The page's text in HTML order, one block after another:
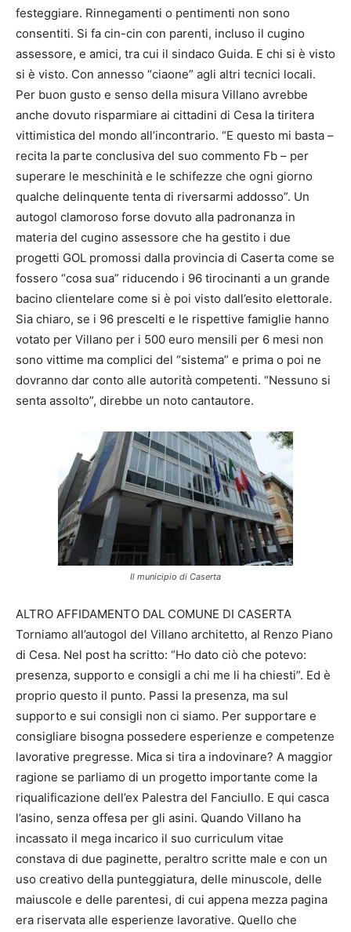
festeggiare. Rinnegamenti o pentimenti non sono
consentiti. Si fa cin-cin con parenti, incluso il cugino
assessore, e amici, tra cui il sindaco Guida. E chi si è visto
si è visto. Con annesso “ciaone” agli altri tecnici locali.
Per buon gusto e senso della misura Villano avrebbe
anche dovuto risparmiare ai cittadini di Cesa la tiritera
vittimistica del mondo all’incontrario. “E questo mi basta –
recita la parte conclusiva del suo commento Fb – per
superare le meschinità e le schifezze che ogni giorno
qualche delinquente tenta di riversarmi addosso”. Un
autogol clamoroso forse dovuto alla padronanza in
materia del cugino assessore che ha gestito i due
progetti GOL promossi dalla provincia di Caserta come se
fossero “cosa sua” riducendo i 96 tirocinanti a un grande
bacino clientelare come si è poi visto dall’esito elettorale.
Sia chiaro, se i 96 prescelti e le rispettive famiglie hanno
votato per Villano per i 500 euro mensili per 6 mesi non
sono vittime ma complici del “sistema” e prima o poi ne
dovranno dar conto alle autorità competenti. “Nessuno si
senta assolto”, direbbe un noto cantautore.
Il municipio di Caserta
ALTRO AFFIDAMENTO DAL COMUNE DI CASERTA
Torniamo all’autogol del Villano architetto, al Renzo Piano
di Cesa. Nel post ha scritto: “Ho dato ciò che potevo:
presenza, supporto e consigli a chi me li ha chiesti”. Ed è
proprio questo il punto. Passi la presenza, ma sul
supporto e sui consigli non ci siamo. Per supportare e
consigliare bisogna possedere esperienze e competenze
lavorative pregresse. Mica si tira a indovinare? A maggior
ragione se parliamo di un progetto importante come la
riqualificazione dell’ex Palestra del Fanciullo. E qui casca
l’asino, senza offesa per gli asini. Quando Villano ha
incassato il mega incarico il suo curriculum vitae
constava di due paginette, peraltro scritte male e con un
uso creativo della punteggiatura, delle minuscole, delle
maiuscole e delle parentesi, di cui appena mezza pagina
era riservata alle esperienze lavorative. Quello che